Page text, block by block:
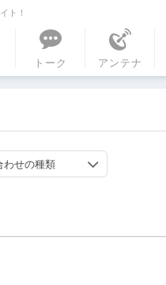
ト！
トーク アンテナ
わせの種類